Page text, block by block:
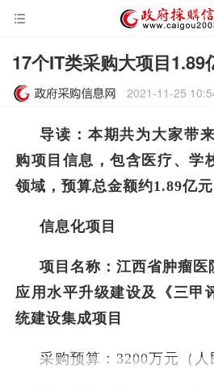
17个IT类采购大项目1.89
2021-11-25
导读：本期共为大家带
购项目信息，包含医疗、学
领域，预算总金额约1.89亿元
信息化项目
项目名称：江西省肿瘤
应用水平升级建设及《三甲
统建设集成项目
采购预算：3200万元（人